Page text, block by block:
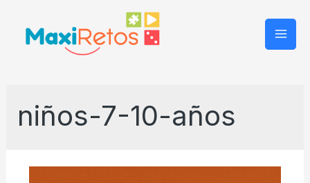
niños-7-10-años